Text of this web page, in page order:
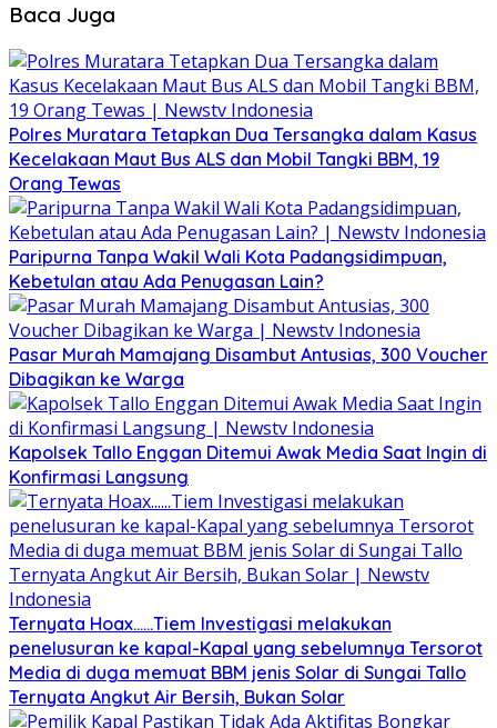
Baca Juga
Polres Muratara Tetapkan Dua Tersangka dalam Kasus
Kecelakaan Maut Bus ALS dan Mobil Tangki BBM, 19
Orang Tewas
Paripurna Tanpa Wakil Wali Kota Padangsidimpuan,
Kebetulan atau Ada Penugasan Lain?
Pasar Murah Mamajang Disambut Antusias, 300 Voucher
Dibagikan ke Warga
Kapolsek Tallo Enggan Ditemui Awak Media Saat Ingin di
Konfirmasi Langsung
Ternyata Hoax……Tiem Investigasi melakukan
penelusuran ke kapal-Kapal yang sebelumnya Tersorot
Media di duga memuat BBM jenis Solar di Sungai Tallo
Ternyata Angkut Air Bersih, Bukan Solar